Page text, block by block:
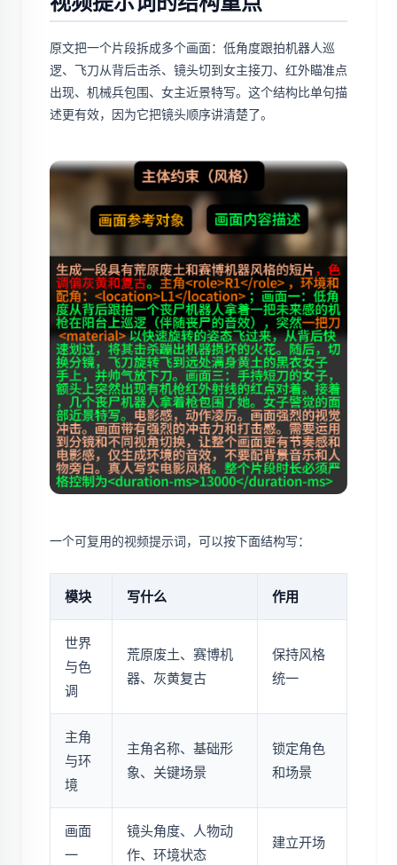
原文把一个片段拆成多个画面：低角度跟拍机器人巡
逻、飞刀从背后击杀、镜头切到女主接刀、红外瞄准点
出现、机械兵包围、女主近景特写。这个结构比单句描
述更有效，因为它把镜头顺序讲清楚了。
一个可复用的视频提示词，可以按下面结构写：
模块 写什么 作用
世界
与色
调
荒原废土、赛博机
器、灰黄复古
保持风格
统一
主角
与环
境
主角名称、基础形
象、关键场景
锁定角色
和场景
画面
一
镜头角度、人物动
作、环境状态
建立开场